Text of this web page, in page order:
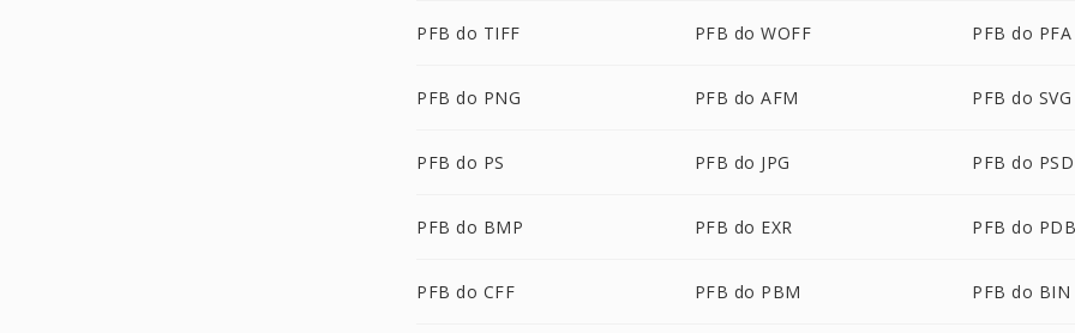
PFB do TIFF PFB do WOFF PFB do PFA
PFB do PNG PFB do AFM PFB do SVG
PFB do PS PFB do JPG PFB do PSD
PFB do BMP PFB do EXR PFB do
PFB do CFF PFB do PBM PFB do BIN